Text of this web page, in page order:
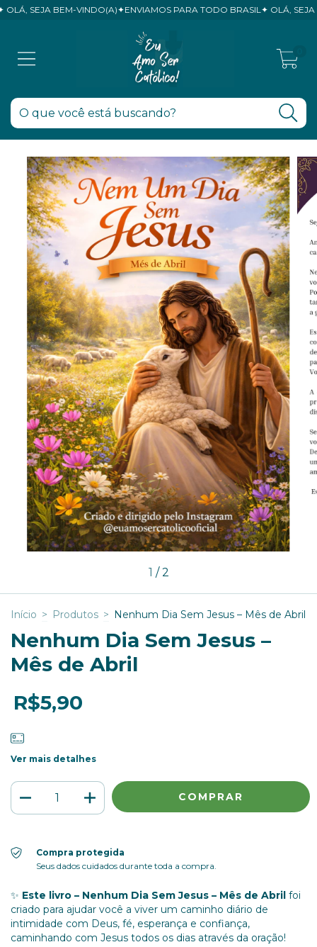
BEM-VINDO(A)✦ENVIAMOS PARA TODO BRASIL✦ OLÁ, SEJA
1 /2
Início > Produtos > Nenhum Dia Sem Jesus – Mês de Abril
Nenhum Dia Sem Jesus –
Mês de Abril
R$5,90
Ver mais detalhes
Compra protegida
Seus dados cuidados durante toda a compra.
✨ Este livro – Nenhum Dia Sem Jesus – Mês de Abril foi
criado para ajudar você a viver um caminho diário de
intimidade com Deus, fé, esperança e confiança,
caminhando com Jesus todos os dias através da oração!